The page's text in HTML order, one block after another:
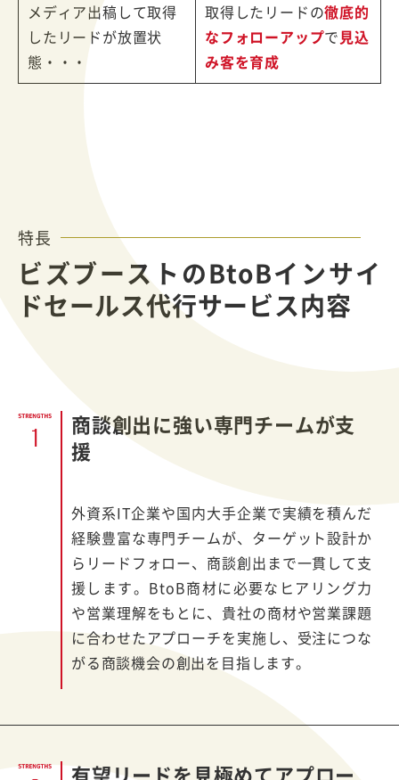
メディア出稿して取得
したリードが放置状
態・・・
取得したリードの徹底的
なフォローアップで見込
み客を育成
特長
ビズブーストのBtoBインサイ
ドセールス代行サービス内容
商談創出に強い専門チームが支
援
外資系IT企業や国内大手企業で実績を積んだ
経験豊富な専門チームが、ターゲット設計か
らリードフォロー、商談創出まで一貫して支
援します。BtoB商材に必要なヒアリング力
や営業理解をもとに、貴社の商材や営業課題
に合わせたアプローチを実施し、受注につな
がる商談機会の創出を目指します。